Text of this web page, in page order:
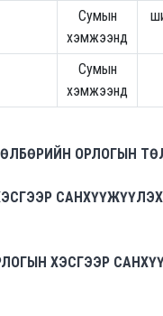
Сумын
хэмжээнд
Сумын
хэмжээнд
ОРЛОГЫН
ХЭСГЭЭР